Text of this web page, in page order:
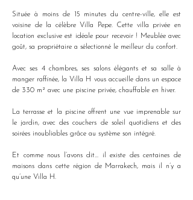
Située à moins de 15 minutes du centre-ville, elle est
voisine de la célèbre Villa Pepe. Cette villa privée en
location exclusive est idéale pour recevoir ! Meublée avec
goût, sa propriétaire a sélectionné le meilleur du confort.
Avec ses 4 chambres, ses salons élégants et sa salle à
manger raffinée, la Villa H vous accueille dans un espace
de 330 m² avec une piscine privée, chauffable en hiver.
La terrasse et la piscine offrent une vue imprenable sur
le jardin, avec des couchers de soleil quotidiens et des
soirées inoubliables grâce au système son intégré.
Et comme nous l’avons dit… il existe des centaines de
maisons dans cette région de Marrakech, mais il n’y a
qu’une Villa H.